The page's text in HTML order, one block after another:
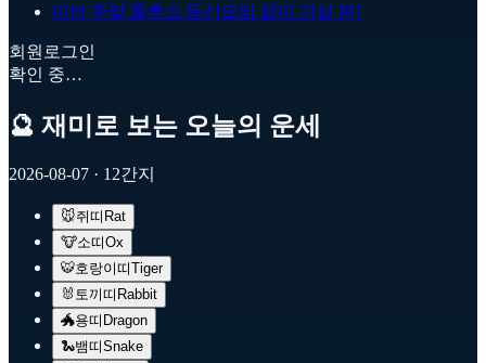
이번 주말 둘루스 등산모임 같이 가실 분!
회원로그인
확인 중…
🔮 재미로 보는 오늘의 운세
2026-08-07 · 12간지
🐭쥐띠 Rat
🐮소띠Ox
🐯호랑이띠Tiger
🐰 토끼띠 Rabbit
🐲용띠 Dragon
🐍뱀띠Snake